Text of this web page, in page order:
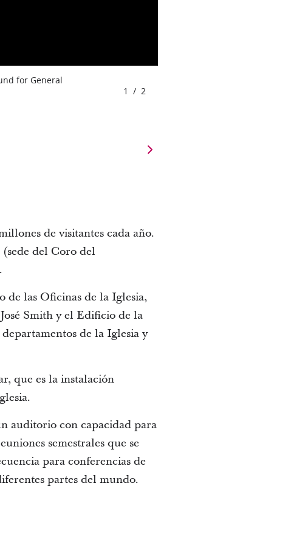
for General
1 / 2
de visitantes cada año.
del Coro del
de las Oficinas de la Iglesia,
Smith y el Edificio de la
de la Iglesia y
que es la instalación
auditorio con capacidad para
semestrales que se
para conferencias de
partes del mundo.